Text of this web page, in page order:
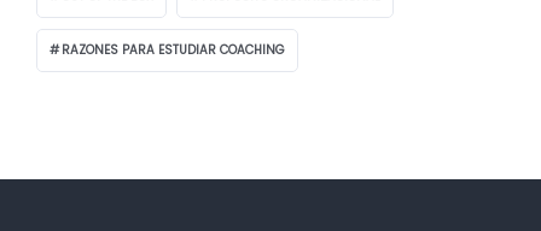
RAZONES PARA ESTUDIAR COACHING